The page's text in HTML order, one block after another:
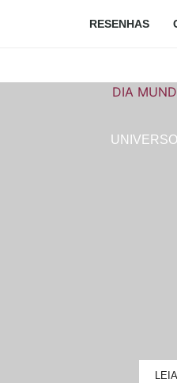
RESENHAS